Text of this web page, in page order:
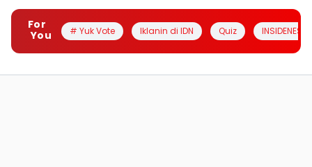
For
You
# Yuk Vote Iklanin di IDN Quiz INSIDENESIA